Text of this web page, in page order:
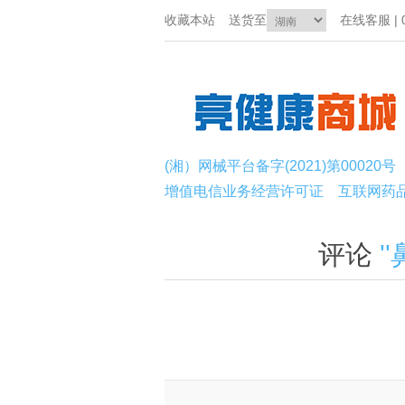
收藏本站 送货至 在线客服 |
(湘）网械平台备字(2021)第00020号
增值电信业务经营许可证
互联网药
评论